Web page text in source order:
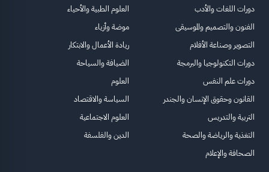
دورات اللغات والأدب
الفنون والتصميم والموسيقى
التصوير وصناعة الأفلام
دورات التكنولوجيا والبرمجة
دورات علم النفس
القانون وحقوق الإنسان والجندر
التربية والتدريس
التغذية والرياضة والصحة
الصحافة والإعلام
العلوم الطبية والأحياء
موضة وأزياء
ريادة الأعمال والابتكار
الضيافة والسياحة
العلوم
السياسة والاقتصاد
العلوم الاجتماعية
الدين والفلسفة